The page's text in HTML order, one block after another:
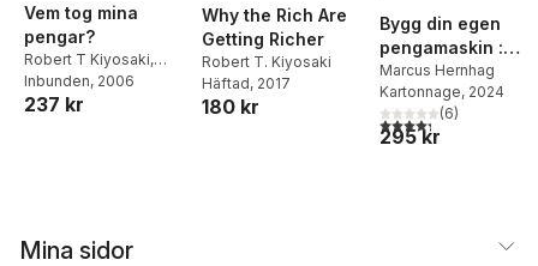
Vem tog mina
pengar?
Robert T Kiyosaki,
Sharon L Lechter
Inbunden, 2006
237 kr
Why the Rich Are
Getting Richer
Robert T. Kiyosaki
Häftad, 2017
180 kr
Bygg din egen
pengamaskin :
aktiesparandet
som gör dig rik
fri
Marcus Hernhag
Kartonnage, 2024
4,3utav 5 stjärnor.
(6)
295 kr
Mina sidor